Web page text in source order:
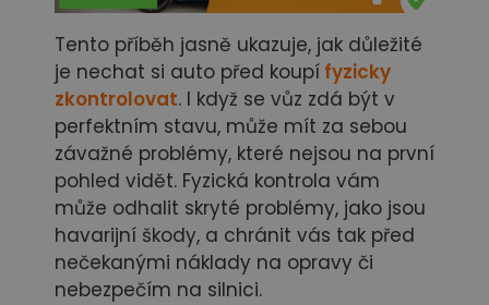
Tento příběh jasně ukazuje, jak důležité
je nechat si auto před koupí fyzicky
zkontrolovat. I když se vůz zdá být v
perfektním stavu, může mít za sebou
závažné problémy, které nejsou na první
pohled vidět. Fyzická kontrola vám
může odhalit skryté problémy, jako jsou
havarijní škody, a chránit vás tak před
nečekanými náklady na opravy či
nebezpečím na silnici.